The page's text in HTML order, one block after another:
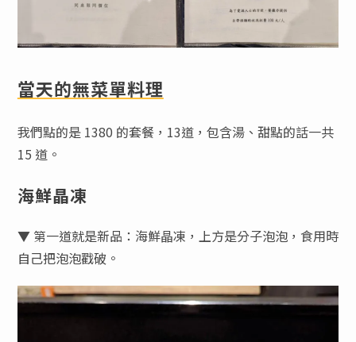
當天的無菜單料理
我們點的是 1380 的套餐，13道，包含湯、甜點的話一共
15 道。
海鮮晶凍
▼ 第一道就是新品：海鮮晶凍，上方是分子泡泡，食用時
自己把泡泡戳破。